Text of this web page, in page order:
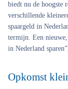
biedt nu de hoogste
verschillende
spaargeld in
termijn. Een
in Nederland
Opkomst